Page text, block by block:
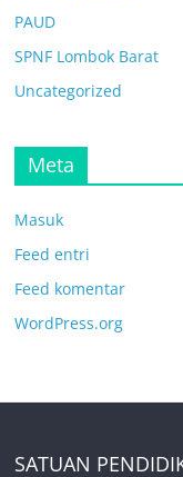
PAUD
SPNF Lombok Barat
Uncategorized
Meta
Masuk
Feed entri
Feed komentar
WordPress.org
SATUAN